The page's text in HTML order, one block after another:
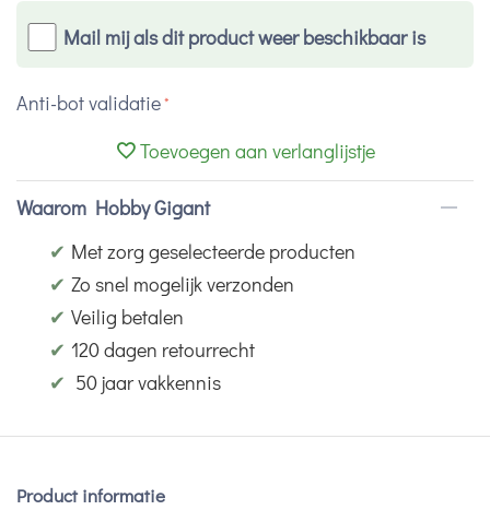
Mail mij als dit product weer beschikbaar is
Anti-bot validatie
Toevoegen aan verlanglijstje
Waarom Hobby Gigant
✔ Met zorg geselecteerde producten
✔ Zo snel mogelijk verzonden
✔ Veilig betalen
✔ 120 dagen retourrecht
✔ 50 jaar vakkennis
Product informatie